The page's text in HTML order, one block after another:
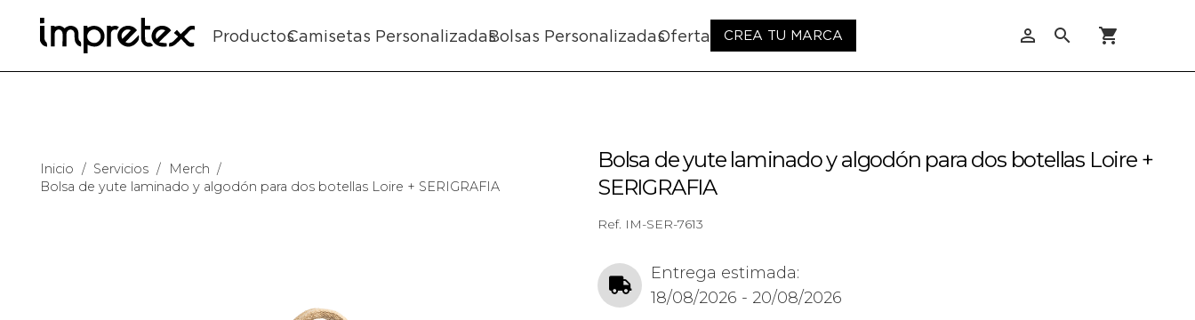
ProductosCamisetas PersonalizadasBolsas PersonalizadasOferta CREA TU MARCA person_outline search shopping_cart
Inicio / Servicios / Merch /
Bolsa de yute laminado y algodón para dos botellas Loire + SERIGRAFIA
Bolsa de yute laminado y algodón para dos botellas Loire +
SERIGRAFIA
Ref. IM-SER-7613
Entrega estimada:
18/08/2026 - 20/08/2026